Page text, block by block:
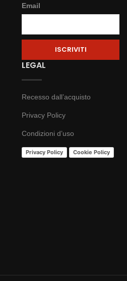
Email
LEGAL
Recesso dall’acquisto
Privacy Policy
Condizioni d’uso
Privacy Policy Cookie Policy